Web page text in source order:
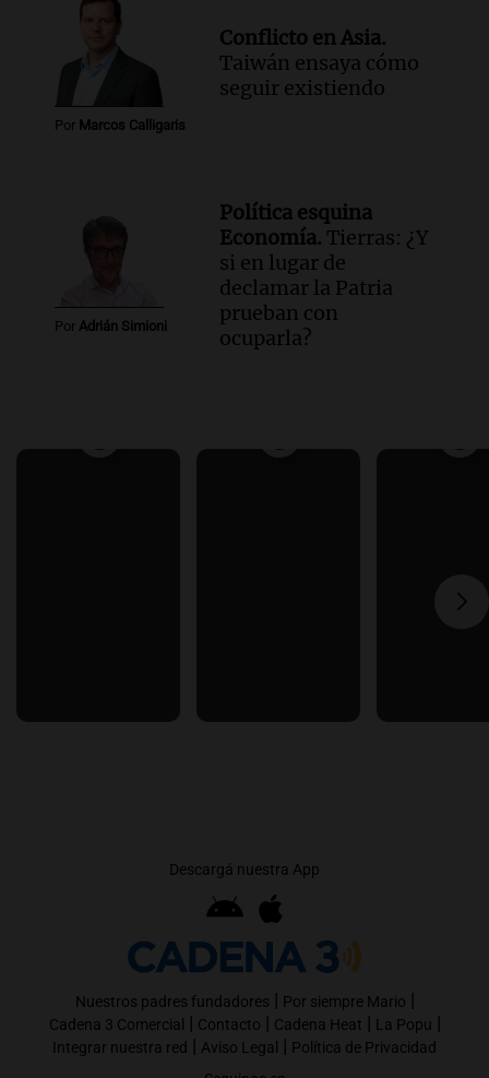
Por Marcos Calligaris
Conflicto en Asia.
Taiwán ensaya cómo
seguir existiendo
Por Adrián Simioni
Política esquina
Economía. Tierras: ¿Y
si en lugar de
declamar la Patria
prueban con
ocuparla?
Descargá nuestra App
Nuestros padres fundadores | Por siempre Mario |
Cadena 3 Comercial | Contacto | Cadena Heat | La Popu |
Integrar nuestra red | Aviso Legal | Política de Privacidad